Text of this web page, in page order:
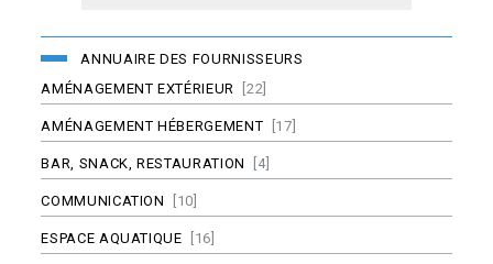
ANNUAIRE DES FOURNISSEURS
AMÉNAGEMENT EXTÉRIEUR
[22]
AMÉNAGEMENT HÉBERGEMENT [17]
BAR, SNACK, RESTAURATION [4]
COMMUNICATION [10]
ESPACE AQUATIQUE [16]